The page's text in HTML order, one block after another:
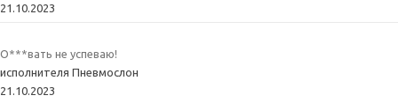
21.10.2023
О***вать не успеваю!
исполнителя Пневмослон
21.10.2023